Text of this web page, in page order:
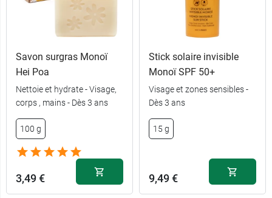
Monoï 4,59 €
Noix de coco
Savon surgras Monoï
Hei Poa
Nettoie et hydrate - Visage,
corps , mains - Dès 3 ans
100 g
3,49 €
Stick solaire invisible
Monoï SPF 50+
Visage et zones sensibles -
Dès 3 ans
15 g
9,49 €